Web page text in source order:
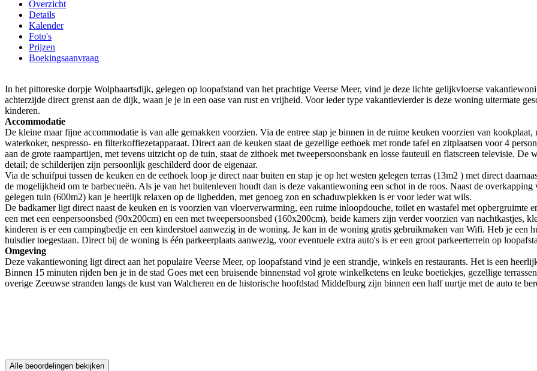
Overzicht
Details
Kalender
Foto's
Prijzen
Boekingsaanvraag
In het pittoreske dorpje Wolphaartsdijk, gelegen op loopafstand van het prachtige Veerse Meer, vind je deze lichte gelijkvloerse
achterzijde direct grenst aan de dijk, waan je je in een oase van rust en vrijheid. Voor ieder type vakantievierder is deze woning uitermate
kinderen.
Accommodatie
De kleine maar fijne accommodatie is van alle gemakken voorzien. Via de entree stap je binnen in de ruime keuken voorzien van
waterkoker, nespresso- en filterkoffiezetapparaat. Direct aan de keuken staat de gezellige eethoek met ronde tafel en zitplaatsen voor 4
aan de grote raampartijen, met tevens uitzicht op de tuin, staat de zithoek met tweepersoonsbank en losse fauteuil en flatscreen televisie.
detail; de schilderijen zijn persoonlijk geschilderd door de eigenaar.
Via de schuifpui tussen de keuken en de eethoek loop je direct naar buiten en stap je op het westen gelegen terras (13m2 ) met direct
de mogelijkheid om te barbecueën. Als je van het buitenleven houdt dan is deze vakantiewoning een schot in de roos. Naast de
gelegen tuin (600m2) kan je heerlijk relaxen op de ligbedden, met genoeg zon en schaduwplekken is er voor ieder wat wils.
De badkamer ligt direct naast de keuken en is voorzien van vloerverwarming, een ruime inloopdouche, toilet en wastafel met opbergruimte
een met een eenpersoonsbed (90x200cm) en een met tweepersoonsbed (160x200cm), beide kamers zijn verder voorzien van nachtkastjes,
kinderen is er een campingbedje en een kinderstoel aanwezig in de woning. Je kan in de woning gratis gebruikmaken van Wifi. Heb je een
huisdier toegestaan. Direct bij de woning is één parkeerplaats aanwezig, voor eventuele extra auto's is er een groot parkeerterrein op
Omgeving
Deze vakantiewoning ligt direct aan het populaire Veerse Meer, op loopafstand vind je een strandje, winkels en restaurants. Het is een
Binnen 15 minuten rijden ben je in de stad Goes met een bruisende binnenstad vol grote winkelketens en leuke boetiekjes, gezellige
overige Zeeuwse stranden langs de kust van Walcheren en de historische hoofdstad Middelburg zijn binnen een half uurtje met de auto te
Alle beoordelingen bekijken